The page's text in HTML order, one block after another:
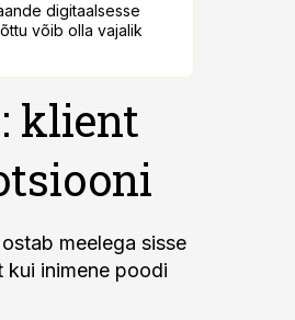
digitaalsesse
võib olla vajalik
klient
meelega sisse
kui inimene poodi